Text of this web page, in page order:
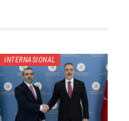
INTERNASIONAL